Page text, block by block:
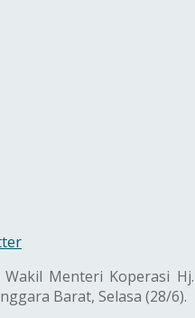
Wakil Menteri Koperasi
Barat, Selasa (28/6).